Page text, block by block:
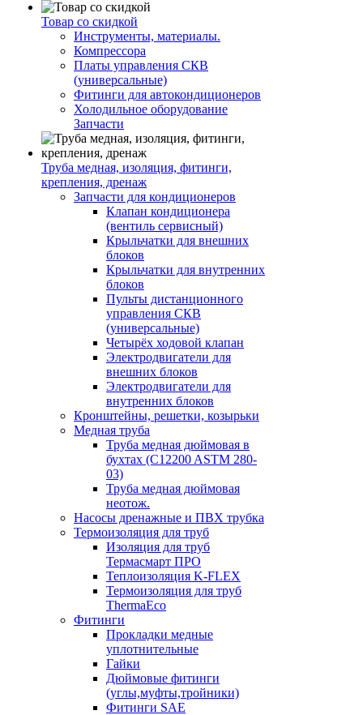
Товар со скидкой
Инструменты, материалы.
Компрессора
Платы управления СКВ
(универсальные)
Фитинги для автокондиционеров
Холодильное оборудование
Запчасти
Труба медная, изоляция, фитинги,
крепления, дренаж
Запчасти для кондиционеров
Клапан кондиционера
(вентиль сервисный)
Крыльчатки для внешних
блоков
Крыльчатки для внутренних
блоков
Пульты дистанционного
управления СКВ
(универсальные)
Четырёх ходовой клапан
Электродвигатели для
внешних блоков
Электродвигатели для
внутренних блоков
Кронштейны, решетки, козырьки
Медная труба
Труба медная дюймовая в
бухтах (C12200 ASTM 280-
03)
Труба медная дюймовая
неотож.
Насосы дренажные и ПВХ трубка
Термоизоляция для труб
Изоляция для труб
Термасмарт ПРО
Теплоизоляция K-FLEX
Термоизоляция для труб
ThermaEco
Фитинги
Прокладки медные
уплотнительные
Гайки
Дюймовые фитинги
(углы,муфты,тройники)
Фитинги SAE